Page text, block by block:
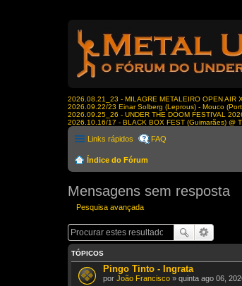
2026.08.21_23 - MILAGRE METALEIRO OPEN
2026.09.22/23 Einar Solberg (Leprous) - Mouco
2026.09.25_26 - UNDER THE DOOM FESTIVAL
2026.10.16/17 - BLACK BOX FEST (Guimarães) @
Links rápidos FAQ
Índice do Fórum
Mensagens sem resposta
Pesquisa avançada
TÓPICOS
Pingo Tinto - Ingrata
por João Francisco » quinta ago 06,